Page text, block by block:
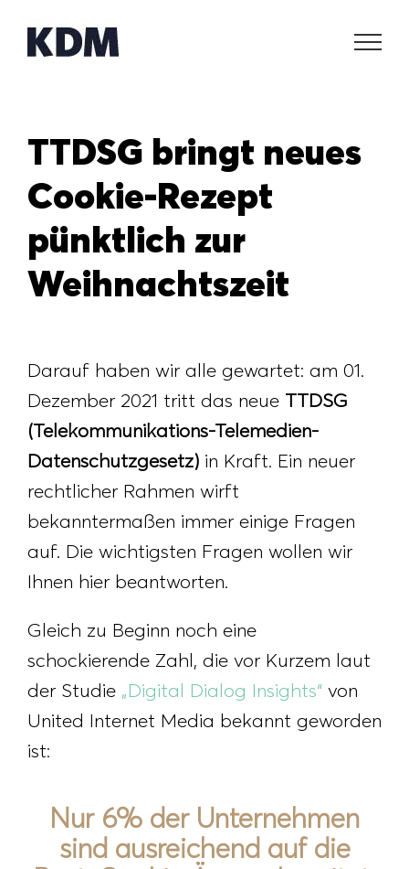
Inhalt
TTDSG bringt neues
Cookie-Rezept
pünktlich zur
Weihnachtszeit
Darauf haben wir alle gewartet: am 01.
Dezember 2021 tritt das neue TTDSG
(Telekommunikations-Telemedien-
Datenschutzgesetz) in Kraft. Ein neuer
rechtlicher Rahmen wirft
bekanntermaßen immer einige Fragen
auf. Die wichtigsten Fragen wollen wir
Ihnen hier beantworten.
Gleich zu Beginn noch eine
schockierende Zahl, die vor Kurzem laut
der Studie „Digital Dialog Insights“ von
United Internet Media bekannt geworden
ist:
Nur 6% der Unternehmen
sind ausreichend auf die